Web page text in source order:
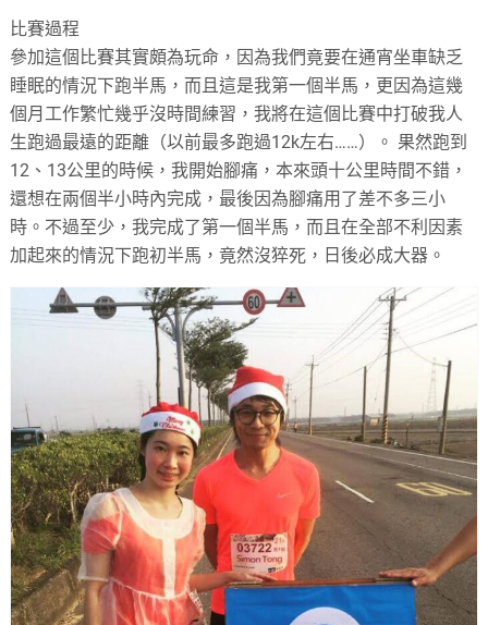
比賽過程
參加這個比賽其實頗為玩命，因為我們竟要在通宵坐車缺乏
睡眠的情況下跑半馬，而且這是我第一個半馬，更因為這幾
個月工作繁忙幾乎沒時間練習，我將在這個比賽中打破我人
生跑過最遠的距離（以前最多跑過12k左右……）。 果然跑到
12、13公里的時候，我開始腳痛，本來頭十公里時間不錯，
還想在兩個半小時內完成，最後因為腳痛用了差不多三小
時。不過至少，我完成了第一個半馬，而且在全部不利因素
加起來的情況下跑初半馬，竟然沒猝死，日後必成大器。